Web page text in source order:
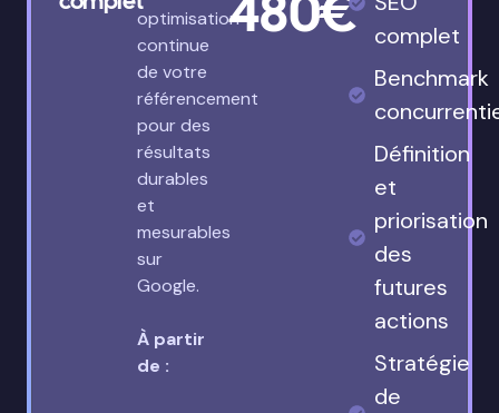
optimisation
continue
de votre
référencement
pour des
résultats
durables
et
mesurables
sur
Google.
À partir
de :
complet
Benchmark
Définition
et
priorisation
des
futures
actions
Stratégie
de